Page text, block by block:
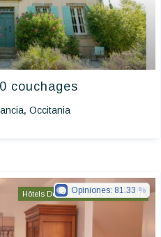
couchages
, Occitania
Hôtels De Charme & De Caractère
Opiniones: 81.33